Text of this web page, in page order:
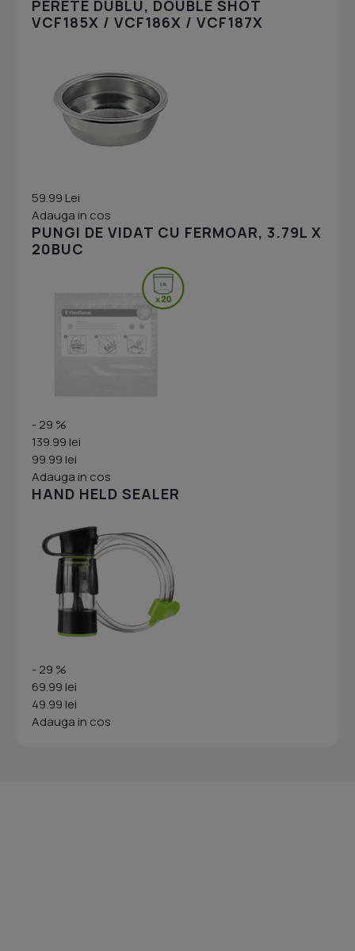
PERETE DUBLU, DOUBLE SHOT
VCF185X / VCF186X / VCF187X
59.99 Lei
Adauga in cos
PUNGI DE VIDAT CU FERMOAR, 3.79L X
20BUC
- 29 %
139.99 lei
99.99 lei
Adauga in cos
HAND HELD SEALER
- 29 %
69.99 lei
49.99 lei
Adauga in cos